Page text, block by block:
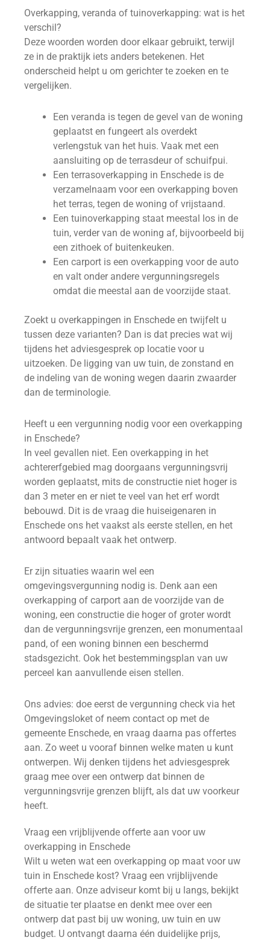
Overkapping, veranda of tuinoverkapping: wat is het
verschil?
Deze woorden worden door elkaar gebruikt, terwijl
ze in de praktijk iets anders betekenen. Het
onderscheid helpt u om gerichter te zoeken en te
vergelijken.
Een veranda is tegen de gevel van de woning
geplaatst en fungeert als overdekt
verlengstuk van het huis. Vaak met een
aansluiting op de terrasdeur of schuifpui.
Een terrasoverkapping in Enschede is de
verzamelnaam voor een overkapping boven
het terras, tegen de woning of vrijstaand.
Een tuinoverkapping staat meestal los in de
tuin, verder van de woning af, bijvoorbeeld bij
een zithoek of buitenkeuken.
Een carport is een overkapping voor de auto
en valt onder andere vergunningsregels
omdat die meestal aan de voorzijde staat.
Zoekt u overkappingen in Enschede en twijfelt u
tussen deze varianten? Dan is dat precies wat wij
tijdens het adviesgesprek op locatie voor u
uitzoeken. De ligging van uw tuin, de zonstand en
de indeling van de woning wegen daarin zwaarder
dan de terminologie.
Heeft u een vergunning nodig voor een overkapping
in Enschede?
In veel gevallen niet. Een overkapping in het
achtererfgebied mag doorgaans vergunningsvrij
worden geplaatst, mits de constructie niet hoger is
dan 3 meter en er niet te veel van het erf wordt
bebouwd. Dit is de vraag die huiseigenaren in
Enschede ons het vaakst als eerste stellen, en het
antwoord bepaalt vaak het ontwerp.
Er zijn situaties waarin wel een
omgevingsvergunning nodig is. Denk aan een
overkapping of carport aan de voorzijde van de
woning, een constructie die hoger of groter wordt
dan de vergunningsvrije grenzen, een monumentaal
pand, of een woning binnen een beschermd
stadsgezicht. Ook het bestemmingsplan van uw
perceel kan aanvullende eisen stellen.
Ons advies: doe eerst de vergunning check via het
Omgevingsloket of neem contact op met de
gemeente Enschede, en vraag daarna pas offertes
aan. Zo weet u vooraf binnen welke maten u kunt
ontwerpen. Wij denken tijdens het adviesgesprek
graag mee over een ontwerp dat binnen de
vergunningsvrije grenzen blijft, als dat uw voorkeur
heeft.
Vraag een vrijblijvende offerte aan voor uw
overkapping in Enschede
Wilt u weten wat een overkapping op maat voor uw
tuin in Enschede kost? Vraag een vrijblijvende
offerte aan. Onze adviseur komt bij u langs, bekijkt
de situatie ter plaatse en denkt mee over een
ontwerp dat past bij uw woning, uw tuin en uw
budget. U ontvangt daarna één duidelijke prijs,